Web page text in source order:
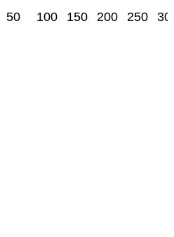
50 100 150 200 250